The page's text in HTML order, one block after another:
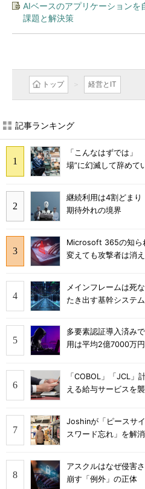
AIベースのアプリケーションを
課題と解決策
トップ 経営とIT
記事ランキング
「こんなはずでは」
場”に幻滅して辞めて
継続利用は4割どま
期待外れの境界
Microsoft 365の知ら
変えても攻撃者は消
メインフレームは死
たき出す基幹システ
多要素認証導入済み
用は平均2億7000万円
「COBOL」「JCL
える給与サービスを
Joshinが「ピースサ
スワード忘れ」を解消
アスクルはなぜ侵害
崩す「例外」の正体